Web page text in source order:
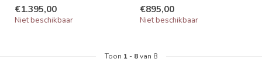
€1.395,00
Niet beschikbaar
€895,00
Niet beschikbaar
Toon 1 - 8van 8